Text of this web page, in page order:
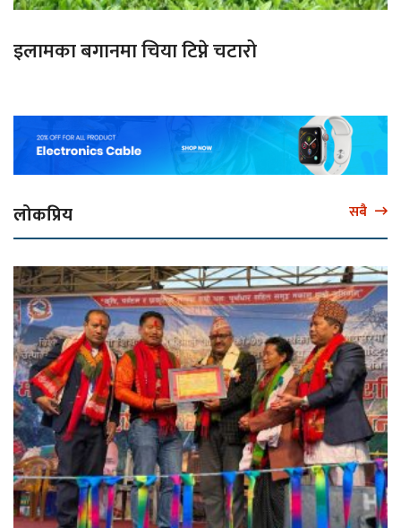
इलामका बगानमा चिया टिप्ने चटारो
लोकप्रिय सबै